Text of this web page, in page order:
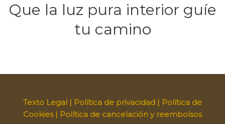
Que la luz pura interior guíe
tu camino
Texto Legal | Política de privacidad | Política de
Cookies| Política de cancelación y reembolsos